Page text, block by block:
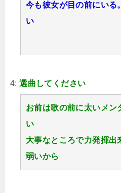
今も彼女が目の前にいる
い
4:選曲してください
お前は歌の前に太いメン
い
大事なところで力発揮出
弱いから